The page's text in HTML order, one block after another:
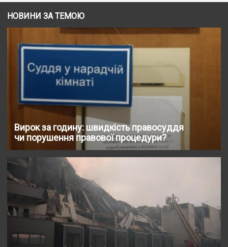
НОВИНИ ЗА ТЕМОЮ
Вирок за годину: швидкість правосуддя
чи порушення правової процедури?